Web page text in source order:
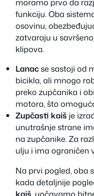
funkciju. Oba
osovinu,
zatvaraju u
klipova.
Lanacse sastoji od
bicikla, ali mnogo
preko zupčanika i
motora, što
Zupčasti kaiš je
unutrašnje strane
na zupčanike. Za
ulju i ima ograničen
Na prvi pogled, oba
kada detaljnije
kaiš, uočavamo